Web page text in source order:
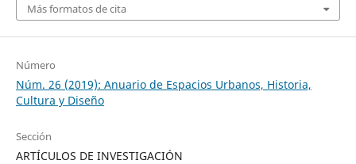
Más formatos de cita
Número
Núm. 26 (2019): Anuario de Espacios Urbanos, Historia,
Cultura y Diseño
Sección
ARTÍCULOS DE INVESTIGACIÓN